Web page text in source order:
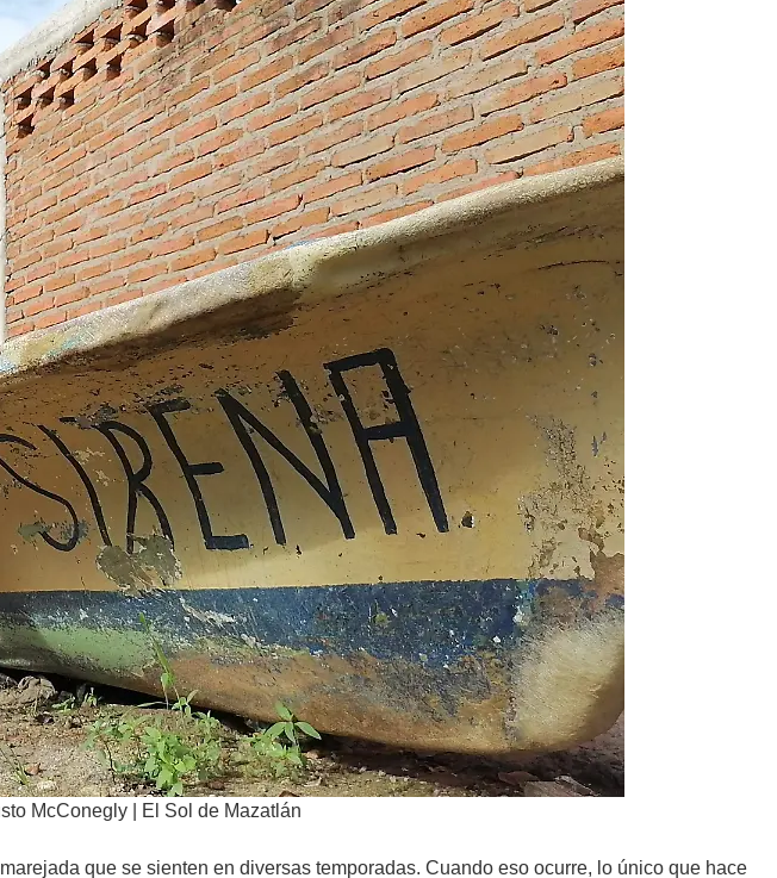
McConegly | El Sol de Mazatlán
que se sienten en diversas temporadas. Cuando eso ocurre, lo único que hace